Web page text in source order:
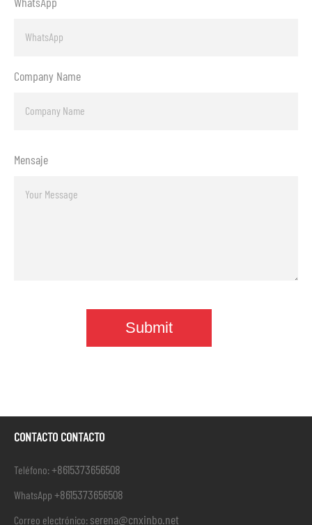
Company Name
Mensaje
CONTACTO CONTACTO
Teléfono:+8615373656508
WhatsApp +8615373656508
Correo electrónico: serena@cnxinbo.net